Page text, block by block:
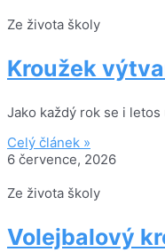
Ze života školy
Kroužek
Jako každý rok se i
Celý článek »
6 července, 2026
Ze života školy
Volejbalový